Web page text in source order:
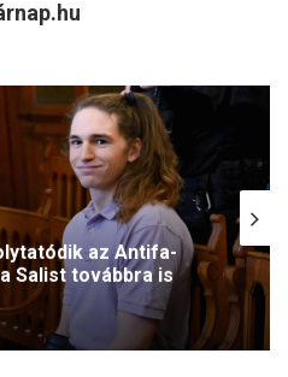
az Antifa-
Salist továbbra is